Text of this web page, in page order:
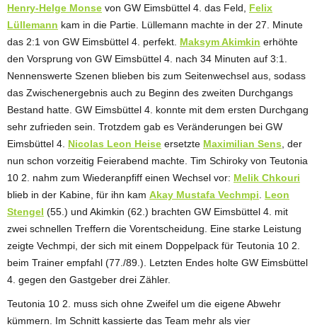
Henry-Helge Monse von GW Eimsbüttel 4. das Feld, Felix
Lüllemann kam in die Partie. Lüllemann machte in der 27. Minute
das 2:1 von GW Eimsbüttel 4. perfekt. Maksym Akimkin erhöhte
den Vorsprung von GW Eimsbüttel 4. nach 34 Minuten auf 3:1.
Nennenswerte Szenen blieben bis zum Seitenwechsel aus, sodass
das Zwischenergebnis auch zu Beginn des zweiten Durchgangs
Bestand hatte. GW Eimsbüttel 4. konnte mit dem ersten Durchgang
sehr zufrieden sein. Trotzdem gab es Veränderungen bei GW
Eimsbüttel 4. Nicolas Leon Heise ersetzte Maximilian Sens , der
nun schon vorzeitig Feierabend machte. Tim Schiroky von Teutonia
10 2. nahm zum Wiederanpfiff einen Wechsel vor: Melik Chkouri
blieb in der Kabine, für ihn kam Akay Mustafa Vechmpi
Leon
Stengel (55.) und Akimkin (62.) brachten GW Eimsbüttel 4. mit
zwei schnellen Treffern die Vorentscheidung. Eine starke Leistung
zeigte Vechmpi, der sich mit einem Doppelpack für Teutonia 10 2.
beim Trainer empfahl (77./89.). Letzten Endes holte GW Eimsbüttel
4. gegen den Gastgeber drei Zähler.
Teutonia 10 2. muss sich ohne Zweifel um die eigene Abwehr
kümmern. Im Schnitt kassierte das Team mehr als vier